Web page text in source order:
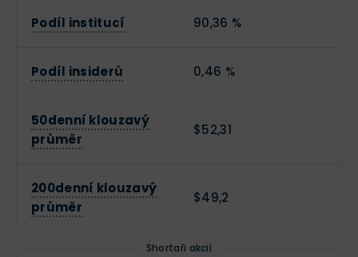
Podíl institucí 90,36 %
Podíl insiderů 0,46 %
50denní klouzavý
průměr
$52,31
200denní klouzavý
průměr
$49,2
Shortaři akcií